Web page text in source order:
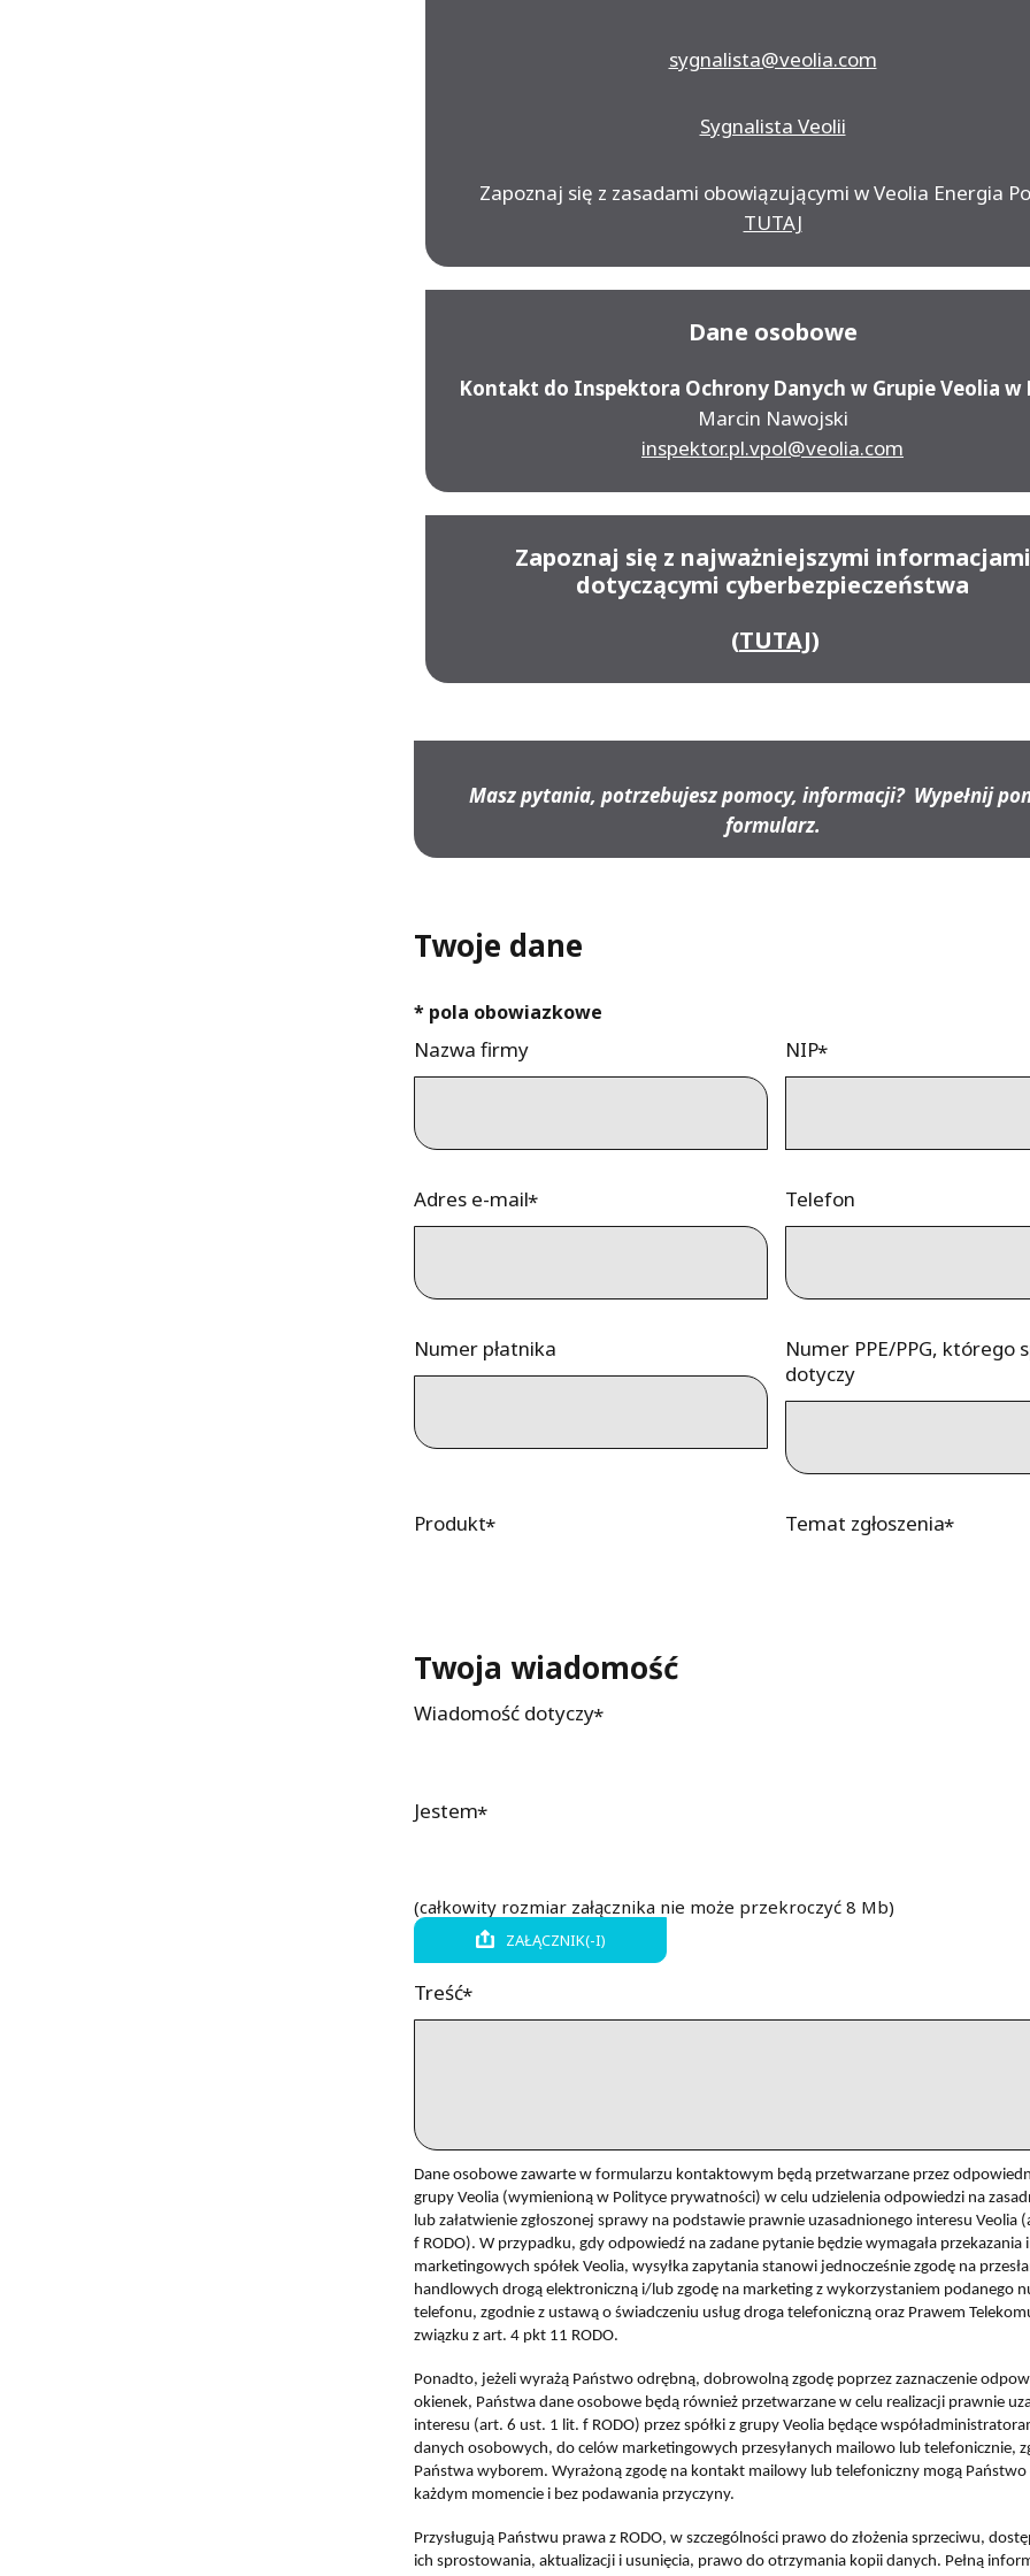
sygnalista@veolia.com
Sygnalista Veolii
Zapoznaj się z zasadami obowiązującymi w Veolia Energia
TUTAJ
Dane osobowe
Kontakt do Inspektora Ochrony Danych w Grupie Veolia w
Marcin Nawojski
inspektor.pl.vpol@veolia.com
Zapoznaj się z najważniejszymi informacjami
dotyczącymi cyberbezpieczeństwa
(TUTAJ)
Masz pytania, potrzebujesz pomocy, informacji? Wypełnij
formularz.
Twoje dane
* pola obowiazkowe
Nazwa firmy NIP
Adres e-mail Telefon
Numer płatnika
Numer PPE/PPG, którego
dotyczy
Produkt Temat zgłoszenia
Twoja wiadomość
Wiadomość dotyczy
Jestem
ZAŁĄCZNIK(-I)
(całkowity rozmiar załącznika nie może przekroczyć 8 Mb)
Treść
Dane osobowe zawarte w formularzu kontaktowym będą przetwarzane przez
grupy Veolia (wymienioną w Polityce prywatności) w celu udzielenia odpowiedzi na
lub załatwienie zgłoszonej sprawy na podstawie prawnie uzasadnionego interesu Veolia
f RODO). W przypadku, gdy odpowiedź na zadane pytanie będzie wymagała przekazania
marketingowych spółek Veolia, wysyłka zapytania stanowi jednocześnie zgodę na
handlowych drogą elektroniczną i/lub zgodę na marketing z wykorzystaniem podanego
telefonu, zgodnie z ustawą o świadczeniu usług droga telefoniczną oraz Prawem
związku z art. 4 pkt 11 RODO.
Ponadto, jeżeli wyrażą Państwo odrębną, dobrowolną zgodę poprzez zaznaczenie
okienek, Państwa dane osobowe będą również przetwarzane w celu realizacji prawnie
interesu (art. 6 ust. 1 lit. f RODO) przez spółki z grupy Veolia będące
danych osobowych, do celów marketingowych przesyłanych mailowo lub telefonicznie,
Państwa wyborem. Wyrażoną zgodę na kontakt mailowy lub telefoniczny mogą
każdym momencie i bez podawania przyczyny.
Przysługują Państwu prawa z RODO, w szczególności prawo do złożenia sprzeciwu,
ich sprostowania, aktualizacji i usunięcia, prawo do otrzymania kopii danych. Pełną